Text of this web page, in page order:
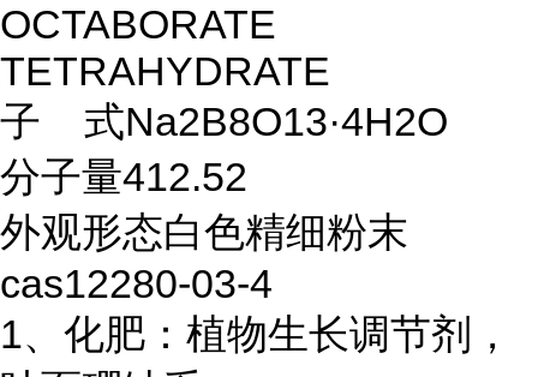
OCTABORATE
TETRAHYDRATE
子 式Na2B8O13·4H2O
分子量412.52
外观形态白色精细粉末
cas12280-03-4
1、化肥：植物生长调节剂，